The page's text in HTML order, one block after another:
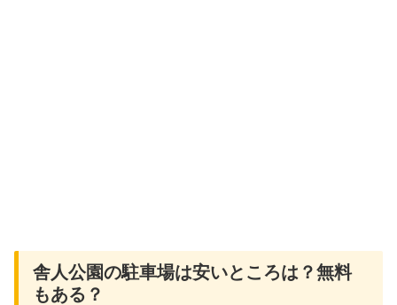
舎人公園の駐車場は安いところは？無料
もある？